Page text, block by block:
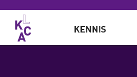
Overslaan en naar de inhoud
KENNIS